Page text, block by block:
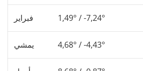
فبراير 1,49° / -7,24°
يمشي 4,68° / -4,43°